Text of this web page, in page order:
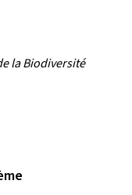
la Biodiversité